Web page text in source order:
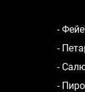
-
-
-
-